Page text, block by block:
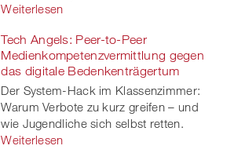
Weiterlesen
Tech Angels: Peer-to-Peer
Medienkompetenzvermittlung gegen
das digitale Bedenkenträgertum
Der System-Hack im Klassenzimmer:
Warum Verbote zu kurz greifen – und
wie Jugendliche sich selbst retten.
Weiterlesen